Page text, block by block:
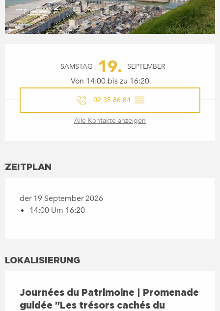
SAMSTAG 19. SEPTEMBER
Von 14:00 bis zu 16:20
02 35 86 84 ▒▒
Alle Kontakte anzeigen
ZEITPLAN
der 19 September 2026
14:00 Um 16:20
LOKALISIERUNG
Journées du Patrimoine | Promenade
guidée "Les trésors cachés du